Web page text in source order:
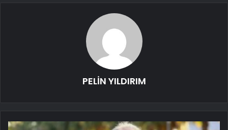
PELİN YILDIRIM